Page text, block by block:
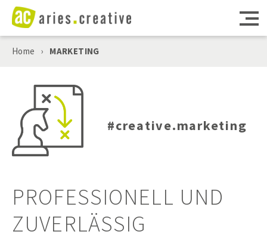
WEBSEITEN
DIGITALE TOOLS
PROJEKTE
AGENTUR
Home › MARKETING
#creative.marketing
PROFESSIONELL UND
ZUVERLÄSSIG